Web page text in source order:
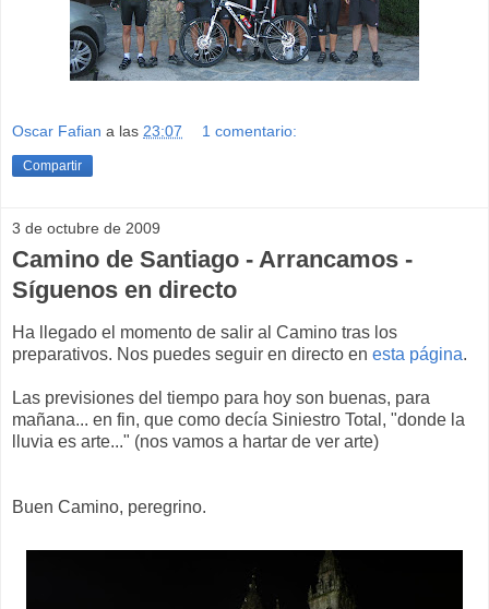
Oscar Fafian a las 23:07 1 comentario:
Compartir
3 de octubre de 2009
Camino de Santiago - Arrancamos -
Síguenos en directo
Ha llegado el momento de salir al Camino tras los
preparativos. Nos puedes seguir en directo en esta página.
Las previsiones del tiempo para hoy son buenas, para
mañana... en fin, que como decía Siniestro Total, "donde la
lluvia es arte..." (nos vamos a hartar de ver arte)
Buen Camino, peregrino.